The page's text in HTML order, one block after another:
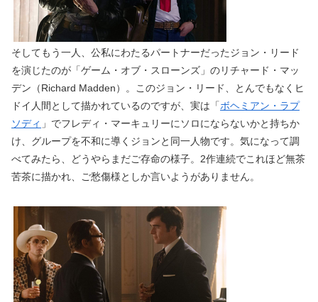
そしてもう一人、公私にわたるパートナーだったジョン・リード
を演じたのが「ゲーム・オブ・スローンズ」のリチャード・マッ
デン（Richard Madden）。このジョン・リード、とんでもなくヒ
ドイ人間として描かれているのですが、実は「ボヘミアン・ラプ
ソディ 」でフレディ・マーキュリーにソロにならないかと持ちか
け、グループを不和に導くジョンと同一人物です。気になって調
べてみたら、どうやらまだご存命の様子。2作連続でこれほど無茶
苦茶に描かれ、ご愁傷様としか言いようがありません。